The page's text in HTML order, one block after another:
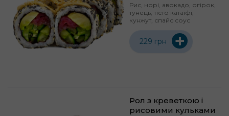
Рис, норі, авокадо, огірок,
тунець, тісто катаіфі,
кунжут, спайс соус
229 грн +
Рол з креветкою і
рисовими кульками